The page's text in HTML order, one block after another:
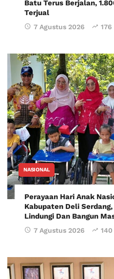
Batu Terus Berjalan,
Terjual
7 Agustus 2026 176
NASIONAL
Perayaan Hari Anak
Kabupaten Deli
Lindungi Dan Bangun
7 Agustus 2026 140